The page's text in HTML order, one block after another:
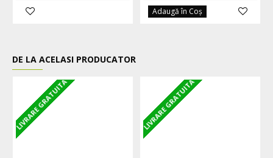
Adaugă în Coş
DE LA ACELASI PRODUCATOR
LIVRARE GRATUITA LIVRARE GRATUITA